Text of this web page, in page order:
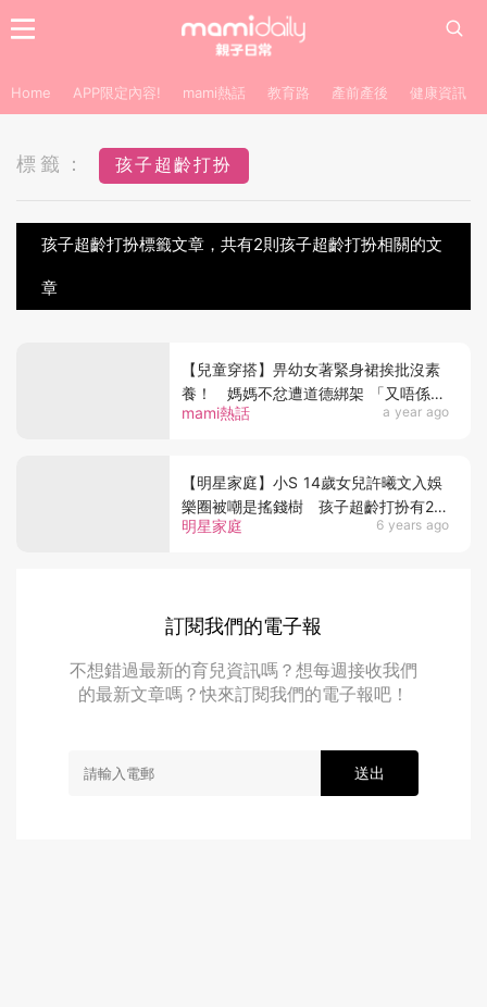
Home APP限定內容! mami熱話 教育路 產前產後 健康資訊
標籤： 孩子超齡打扮
孩子超齡打扮標籤文章，共有2則孩子超齡打扮相關的文
章
mami熱話 a year ago
【兒童穿搭】畀幼女著緊身裙挨批沒素
養！ 媽媽不忿遭道德綁架 「又唔係去
學校！」
明星家庭 6 years ago
【明星家庭】小S 14歲女兒許曦文入娛
樂圈被嘲是搖錢樹 孩子超齡打扮有2大
危害？
訂閱我們的電子報
不想錯過最新的育兒資訊嗎？想每週接收我們
的最新文章嗎？快來訂閱我們的電子報吧！
送出